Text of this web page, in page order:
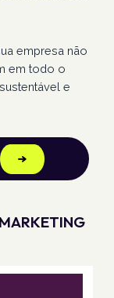
empresa não
em todo o
e